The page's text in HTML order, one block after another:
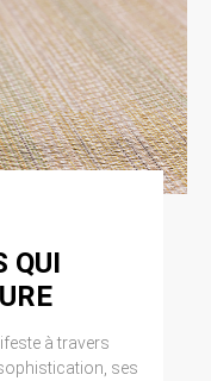
QUI
à travers
ses